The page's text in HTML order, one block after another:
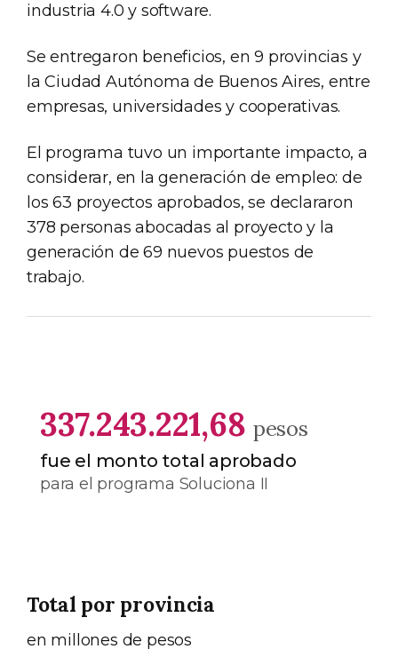
industria 4.0 y software.
Se entregaron beneficios, en 9 provincias y
la Ciudad Autónoma de Buenos Aires, entre
empresas, universidades y cooperativas.
El programa tuvo un importante impacto, a
considerar, en la generación de empleo: de
los 63 proyectos aprobados, se declararon
378 personas abocadas al proyecto y la
generación de 69 nuevos puestos de
trabajo.
337.243.221,68 pesos
fue el monto total aprobado
para el programa Soluciona II
Total por provincia
en millones de pesos